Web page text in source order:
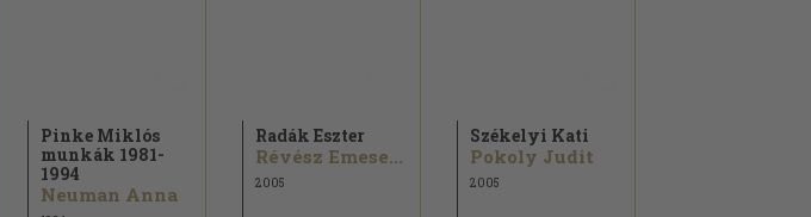
Pinke Miklós
munkák 1981-
1994
Neuman Anna
Radák Eszter
Révész Emese...
2005
Székelyi Kati
Pokoly Judit
2005